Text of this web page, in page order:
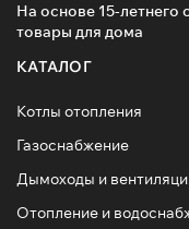
На основе 15-
товары для дома
КАТАЛОГ
Котлы отопления
Газоснабжение
Дымоходы и
Отопление и